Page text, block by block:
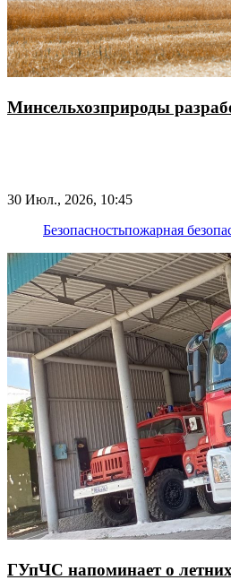
Минсельхозприроды
30 Июл., 2026, 10:45
Безопасностьпожарная
ГУпЧС напоминает о